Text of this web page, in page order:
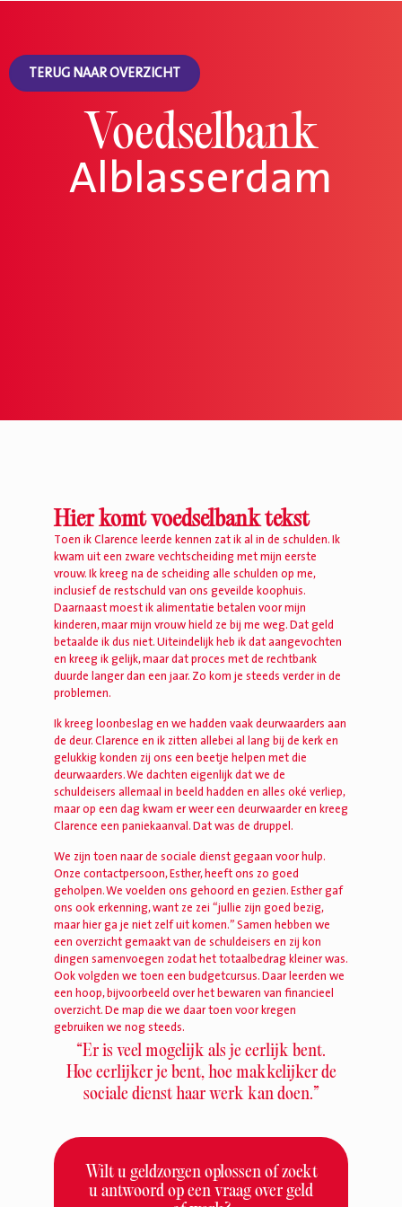
TERUG NAAR OVERZICHT
Voedselbank
Alblasserdam
Hier komt voedselbank tekst
Toen ik Clarence leerde kennen zat ik al in de schulden. Ik
kwam uit een zware vechtscheiding met mijn eerste
vrouw. Ik kreeg na de scheiding alle schulden op me,
inclusief de restschuld van ons geveilde koophuis.
Daarnaast moest ik alimentatie betalen voor mijn
kinderen, maar mijn vrouw hield ze bij me weg. Dat geld
betaalde ik dus niet. Uiteindelijk heb ik dat aangevochten
en kreeg ik gelijk, maar dat proces met de rechtbank
duurde langer dan een jaar. Zo kom je steeds verder in de
problemen.
Ik kreeg loonbeslag en we hadden vaak deurwaarders aan
de deur. Clarence en ik zitten allebei al lang bij de kerk en
gelukkig konden zij ons een beetje helpen met die
deurwaarders. We dachten eigenlijk dat we de
schuldeisers allemaal in beeld hadden en alles oké verliep,
maar op een dag kwam er weer een deurwaarder en kreeg
Clarence een paniekaanval. Dat was de druppel.
We zijn toen naar de sociale dienst gegaan voor hulp.
Onze contactpersoon, Esther, heeft ons zo goed
geholpen. We voelden ons gehoord en gezien. Esther gaf
ons ook erkenning, want ze zei “jullie zijn goed bezig,
maar hier ga je niet zelf uit komen.” Samen hebben we
een overzicht gemaakt van de schuldeisers en zij kon
dingen samenvoegen zodat het totaalbedrag kleiner was.
Ook volgden we toen een budgetcursus. Daar leerden we
een hoop, bijvoorbeeld over het bewaren van financieel
overzicht. De map die we daar toen voor kregen
gebruiken we nog steeds.
“Er is veel mogelijk als je eerlijk bent.
Hoe eerlijker je bent, hoe makkelijker de
sociale dienst haar werk kan doen.”
Wilt u geldzorgen oplossen of zoekt
u antwoord op een vraag over geld